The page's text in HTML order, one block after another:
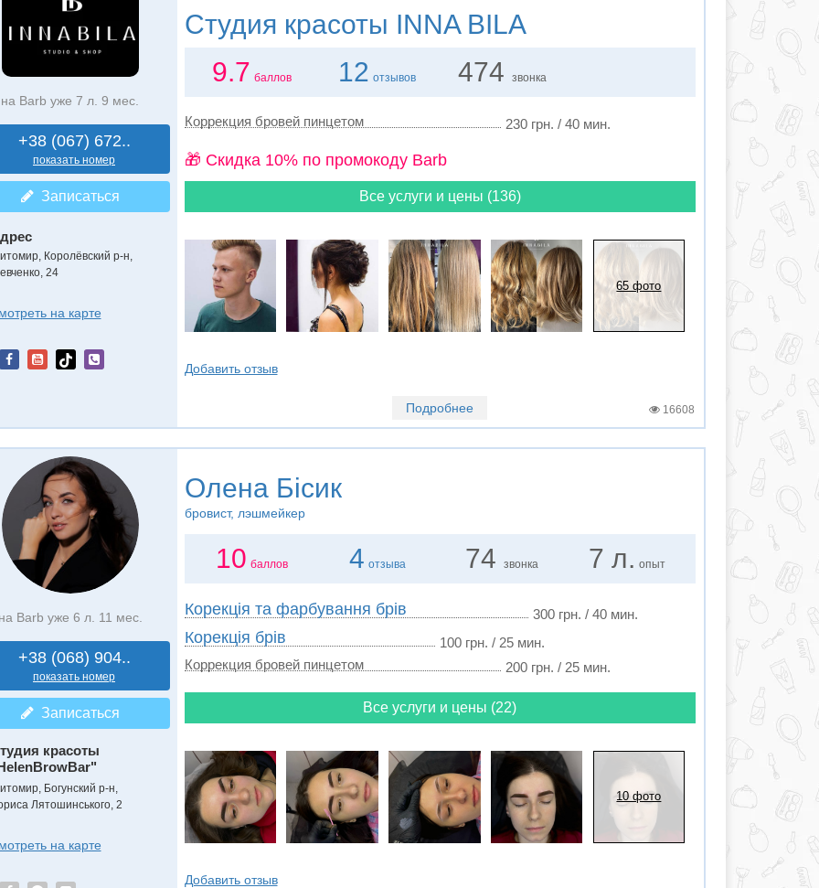
на Barb уже 7 л. 9 мес.
+38 (067) 672..
показать номер
Записаться
Королёвский р-н
24
на карте
Студия красоты INNA BILA
9.7 баллов 12 отзывов 474 звонка
Коррекция бровей пинцетом 230 грн. / 40 мин.
🎁 Cкидка 10% по промокоду Barb
Все услуги и цены (136)
65 фото
Добавить отзыв
Подробнее 16608
Barb уже 6 л. 11 мес.
+38 (068) 904..
показать номер
Записаться
красоты
Богунский р-н,
Лятошинського, 2
на карте
Олена Бісик
бровист, лэшмейкер
10 баллов 4 отзыва 74звонка 7 л. опыт
Корекція та фарбування брів 300 грн. / 40 мин.
Корекція брів
100 грн. / 25 мин.
Коррекция бровей пинцетом
200 грн. / 25 мин.
Все услуги и цены (22)
10 фото
Добавить отзыв